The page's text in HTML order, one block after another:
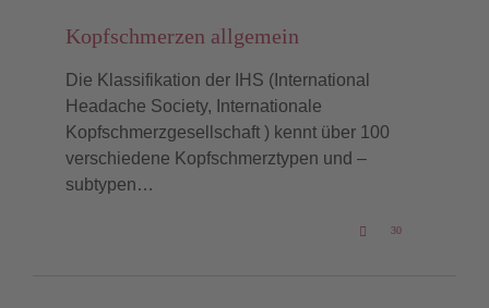
Kopfschmerzen allgemein
Die Klassifikation der IHS (International
Headache Society, Internationale
Kopfschmerzgesellschaft ) kennt über 100
verschiedene Kopfschmerztypen und –
subtypen…

LOVE
IT
30